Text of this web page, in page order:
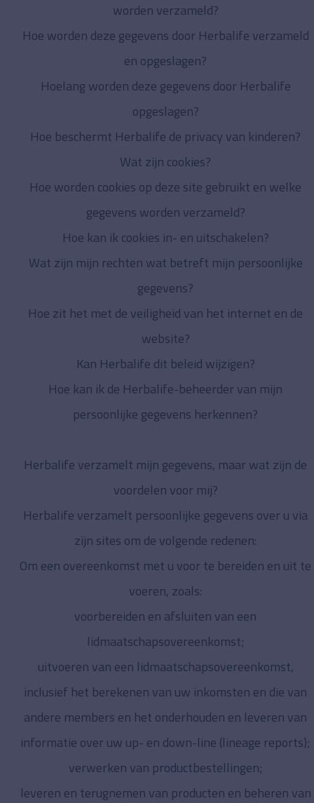
worden verzameld?
Hoe worden deze gegevens door Herbalife verzameld
en opgeslagen?
Hoelang worden deze gegevens door Herbalife
opgeslagen?
Hoe beschermt Herbalife de privacy van kinderen?
Wat zijn cookies?
Hoe worden cookies op deze site gebruikt en welke
gegevens worden verzameld?
Hoe kan ik cookies in- en uitschakelen?
Wat zijn mijn rechten wat betreft mijn persoonlijke
gegevens?
Hoe zit het met de veiligheid van het internet en de
website?
Kan Herbalife dit beleid wijzigen?
Hoe kan ik de Herbalife-beheerder van mijn
persoonlijke gegevens herkennen?
Herbalife verzamelt mijn gegevens, maar wat zijn de
voordelen voor mij?
Herbalife verzamelt persoonlijke gegevens over u via
zijn sites om de volgende redenen:
Om een overeenkomst met u voor te bereiden en uit te
voeren, zoals:
voorbereiden en afsluiten van een
lidmaatschapsovereenkomst;
uitvoeren van een lidmaatschapsovereenkomst,
inclusief het berekenen van uw inkomsten en die van
andere members en het onderhouden en leveren van
informatie over uw up- en down-line (lineage reports);
verwerken van productbestellingen;
leveren en terugnemen van producten en beheren van